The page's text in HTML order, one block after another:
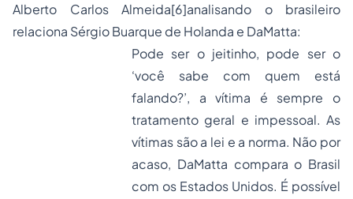
Alberto Carlos Almeida[6]analisando o brasileiro
relaciona Sérgio Buarque de Holanda e DaMatta:
Pode ser o jeitinho, pode ser o
‘você sabe com quem está
falando?’, a vítima é sempre o
tratamento geral e impessoal. As
vítimas são a lei e a norma. Não por
acaso, DaMatta compara o Brasil
com os Estados Unidos. É possível